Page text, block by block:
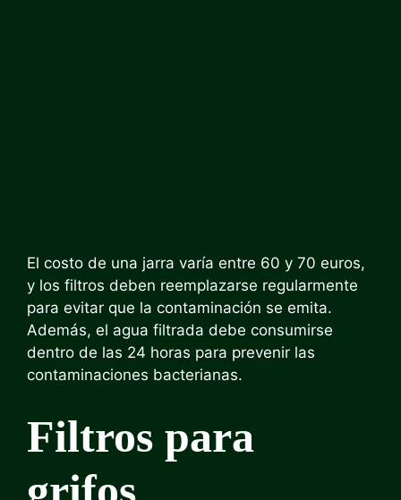
El costo de una jarra varía entre 60 y 70 euros,
y los filtros deben reemplazarse regularmente
para evitar que la contaminación se emita.
Además, el agua filtrada debe consumirse
dentro de las 24 horas para prevenir las
contaminaciones bacterianas.
Filtros para
grifos